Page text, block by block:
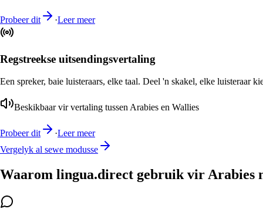
Probeer dit ·Leer meer
Regstreekse uitsendingsvertaling
Een spreker, baie luisteraars, elke taal. Deel 'n skakel, elke luisteraar
Beskikbaar vir vertaling tussen Arabies en Wallies
Probeer dit ·Leer meer
Vergelyk al sewe modusse
Waarom lingua.direct gebruik vir Arabies